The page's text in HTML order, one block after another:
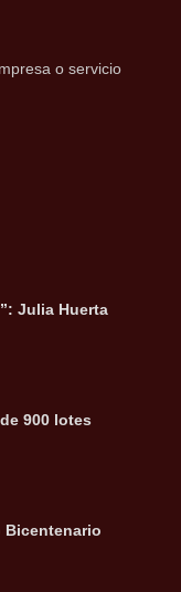
o servicio
Julia Huerta
900 lotes
Bicentenario